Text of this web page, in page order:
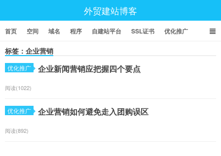
外贸建站博客
首页 空间 域名 程序 自建站平台 SSL证书 优化推广
标签：企业营销
优化推广 企业新闻营销应把握四个要点
阅读(1022)
优化推广 企业营销如何避免走入团购误区
阅读(892)